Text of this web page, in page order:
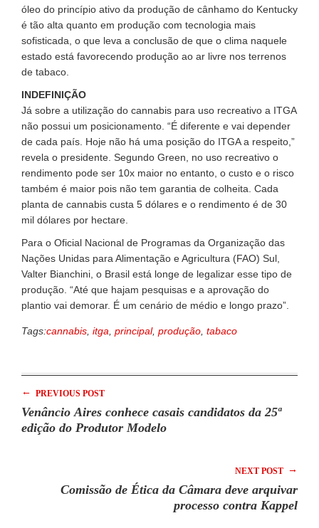
óleo do princípio ativo da produção de cânhamo do Kentucky
é tão alta quanto em produção com tecnologia mais
sofisticada, o que leva a conclusão de que o clima naquele
estado está favorecendo produção ao ar livre nos terrenos
de tabaco.
INDEFINIÇÃO
Já sobre a utilização do cannabis para uso recreativo a ITGA
não possui um posicionamento. “É diferente e vai depender
de cada país. Hoje não há uma posição do ITGA a respeito,”
revela o presidente. Segundo Green, no uso recreativo o
rendimento pode ser 10x maior no entanto, o custo e o risco
também é maior pois não tem garantia de colheita. Cada
planta de cannabis custa 5 dólares e o rendimento é de 30
mil dólares por hectare.
Para o Oficial Nacional de Programas da Organização das
Nações Unidas para Alimentação e Agricultura (FAO) Sul,
Valter Bianchini, o Brasil está longe de legalizar esse tipo de
produção. “Até que hajam pesquisas e a aprovação do
plantio vai demorar. É um cenário de médio e longo prazo”.
Tags:cannabis itga principal, produção tabaco
← PREVIOUS POST
Venâncio Aires conhece casais candidatos da 25ª
edição do Produtor Modelo
NEXT POST →
Comissão de Ética da Câmara deve arquivar
processo contra Kappel